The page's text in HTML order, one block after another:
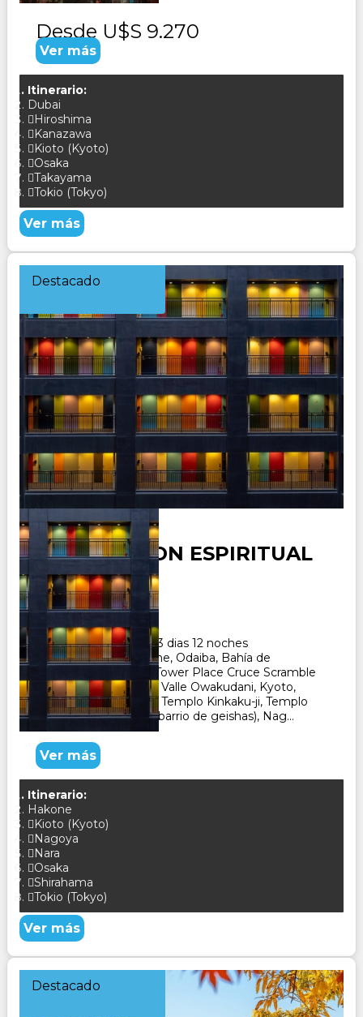
Desde U$S 9.270
Ver más
Itinerario:
Dubai
Hiroshima
Kanazawa
Kioto (Kyoto)
Osaka
Takayama
Tokio (Tokyo)
Ver más
Destacado
NUEVO JAPON ESPIRITUAL
Duración:
13Días12Noches
Paquete Turistico de 13 dias 12 noches
Visitando Tokyo, Hakone, Odaiba, Bahía de
Tokyo, Yebisu Garden Tower Place Cruce Scramble
en Shibuya, Lago Ashi, Valle Owakudani, Kyoto,
Nara, Templo Tenryu-ji, Templo Kinkaku-ji, Templo
Sanjusangendo, Gion (barrio de geishas), Nag...
Ver más
Itinerario:
Hakone
Kioto (Kyoto)
Nagoya
Nara
Osaka
Shirahama
Tokio (Tokyo)
Ver más
Destacado